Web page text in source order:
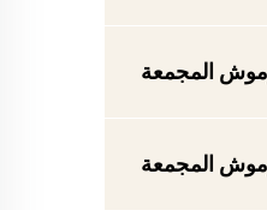
المجمعة
المجمعة